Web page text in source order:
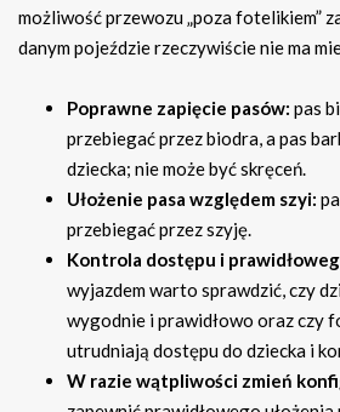
możliwość przewozu „poza fotelikiem”
danym pojeździe rzeczywiście nie ma
Poprawne zapięcie pasów: pas
przebiegać przez biodra, a pas
dziecka; nie może być skręceń.
Ułożenie pasa względem szyi:
przebiegać przez szyję.
Kontrola dostępu i
wyjazdem warto sprawdzić, czy
wygodnie i prawidłowo oraz czy
utrudniają dostępu do dziecka i
W razie wątpliwości zmień